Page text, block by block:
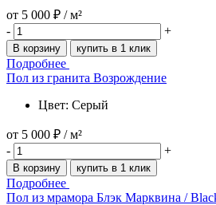
от 5 000 ₽ / м²
-
+
В корзину купить в 1 клик
Подробнее
Пол из гранита Возрождение
Цвет: Серый
от 5 000 ₽ / м²
-
+
В корзину купить в 1 клик
Подробнее
Пол из мрамора Блэк Марквина /